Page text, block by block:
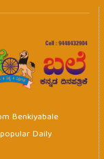
Benkiyabale
Daily